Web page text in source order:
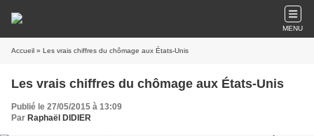
MENU
Accueil » Les vrais chiffres du chômage aux États-Unis
Les vrais chiffres du chômage aux États-Unis
Publié le 27/05/2015 à 13:09
Par Raphaël DIDIER